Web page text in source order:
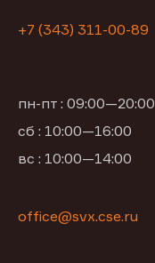
+7 (343) 311-00-89
пн-пт : 09:00—20:00
сб : 10:00—16:00
вс : 10:00—14:00
office@svx.cse.ru